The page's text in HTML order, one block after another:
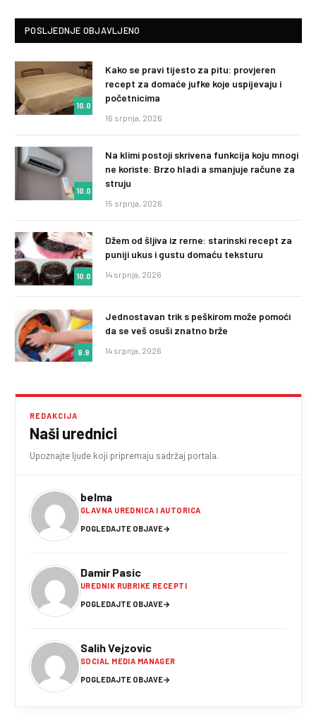
POSLJEDNJE OBJAVLJENO
10.0
Kako se pravi tijesto za pitu: provjeren
recept za domaće jufke koje uspijevaju i
početnicima
16 srpnja, 2026
10.0
Na klimi postoji skrivena funkcija koju mnogi
ne koriste: Brzo hladi a smanjuje račune za
struju
15 srpnja, 2026
10.0
Džem od šljiva iz rerne: starinski recept za
puniji ukus i gustu domaću teksturu
14 srpnja, 2026
9.9
Jednostavan trik s peškirom može pomoći
da se veš osuši znatno brže
14 srpnja, 2026
REDAKCIJA
Naši urednici
Upoznajte ljude koji pripremaju sadržaj portala.
belma
GLAVNA UREDNICA I AUTORICA
POGLEDAJTE OBJAVE→
Damir Pasic
UREDNIK RUBRIKE RECEPTI
POGLEDAJTE OBJAVE→
Salih Vejzovic
SOCIAL MEDIA MANAGER
POGLEDAJTE OBJAVE→